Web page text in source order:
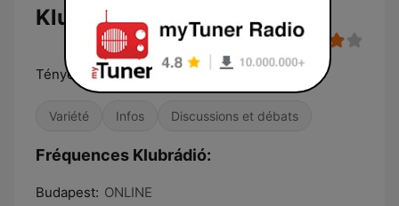
Klubrádió
Tények, vélemények
Variété Infos Discussions et débats
Fréquences Klubrádió:
Budapest: ONLINE